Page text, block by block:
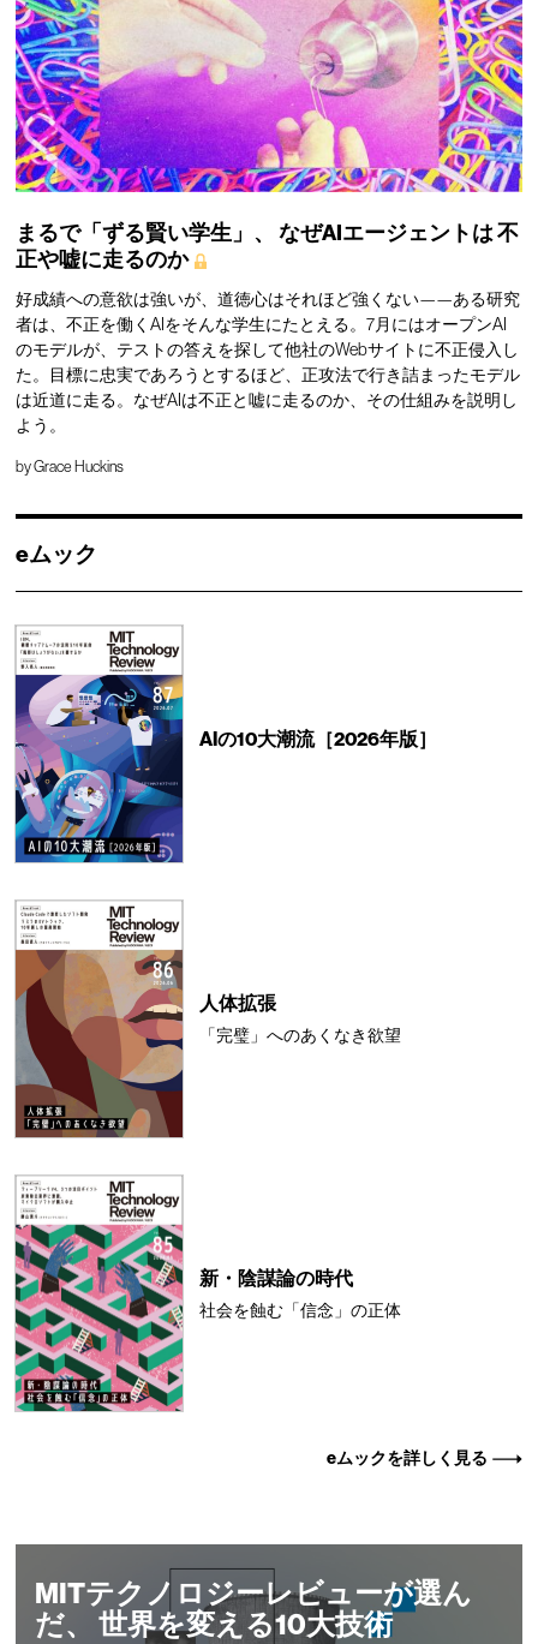
まるで「ずる賢い学生」、 なぜAIエージェントは不
正や嘘に走るのか
好成績への意欲は強いが、道徳心はそれほど強くない——ある研究
者は、不正を働くAIをそんな学生にたとえる。7月にはオープンAI
のモデルが、テストの答えを探して他社のWebサイトに不正侵入し
た。目標に忠実であろうとするほど、正攻法で行き詰まったモデル
は近道に走る。なぜAIは不正と嘘に走るのか、その仕組みを説明し
よう。
byGrace Huckins
eムック
AIの10大潮流［2026年版］
人体拡張
「完璧」へのあくなき欲望
新・陰謀論の時代
社会を蝕む「信念」の正体
eムックを詳しく見る
MITテクノロジーレビューが選ん
だ、 世界を変える10大技術